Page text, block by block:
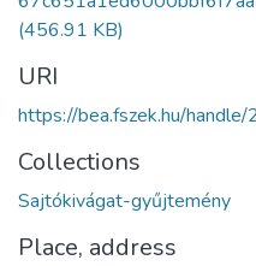
(456.91 KB)
URI
https://bea.fszek.hu/
Collections
Sajtókivágat-gyűjtemény
Place, address